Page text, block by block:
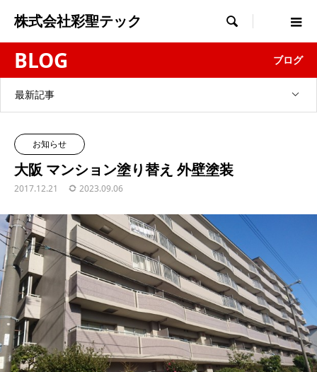
株式会社彩聖テック 
BLOG ブログ
最新記事
お知らせ
大阪 マンション塗り替え 外壁塗装
2017.12.21 2023.09.06